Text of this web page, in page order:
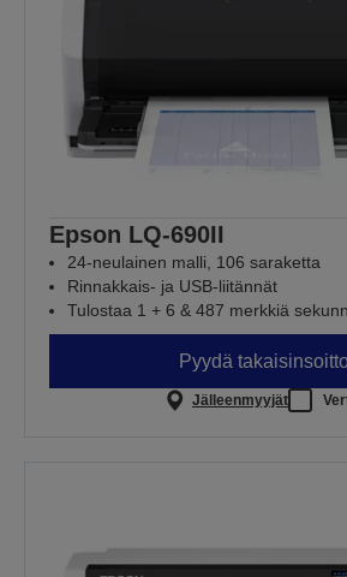
Epson LQ-690II
24-neulainen malli, 106 saraketta
Rinnakkais- ja USB-liitännät
Tulostaa 1 + 6 & 487 merkkiä
Pyydä
Jälleenmyyjät